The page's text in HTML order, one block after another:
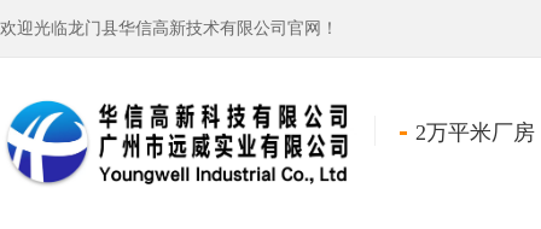
欢迎光临龙门县华信高新技术有限公司官网！
2万平米厂房